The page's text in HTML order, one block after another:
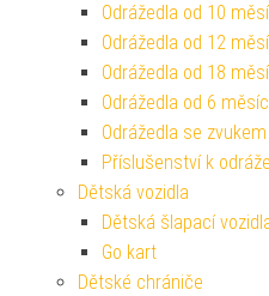
Odrážedla od 10
Odrážedla od 12
Odrážedla od 18
Odrážedla od 6
Odrážedla se zvukem
Příslušenství k
Dětská vozidla
Dětská šlapací
Go kart
Dětské chrániče